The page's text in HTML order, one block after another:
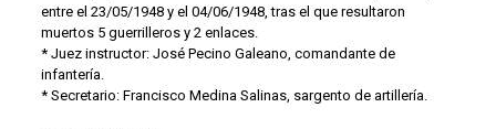
entre el 23/05/1948 y el 04/06/1948, tras el que resultaron
muertos 5 guerrilleros y 2 enlaces.
* Juez instructor: José Pecino Galeano, comandante de
infantería.
* Secretario: Francisco Medina Salinas, sargento de artillería.